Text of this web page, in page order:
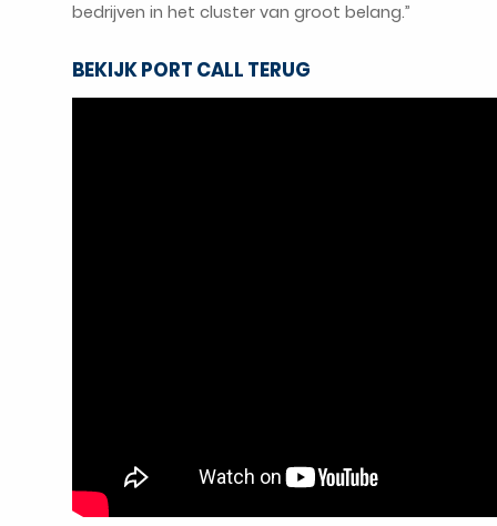
bedrijven in het cluster van groot belang.”
BEKIJK PORT CALL TERUG